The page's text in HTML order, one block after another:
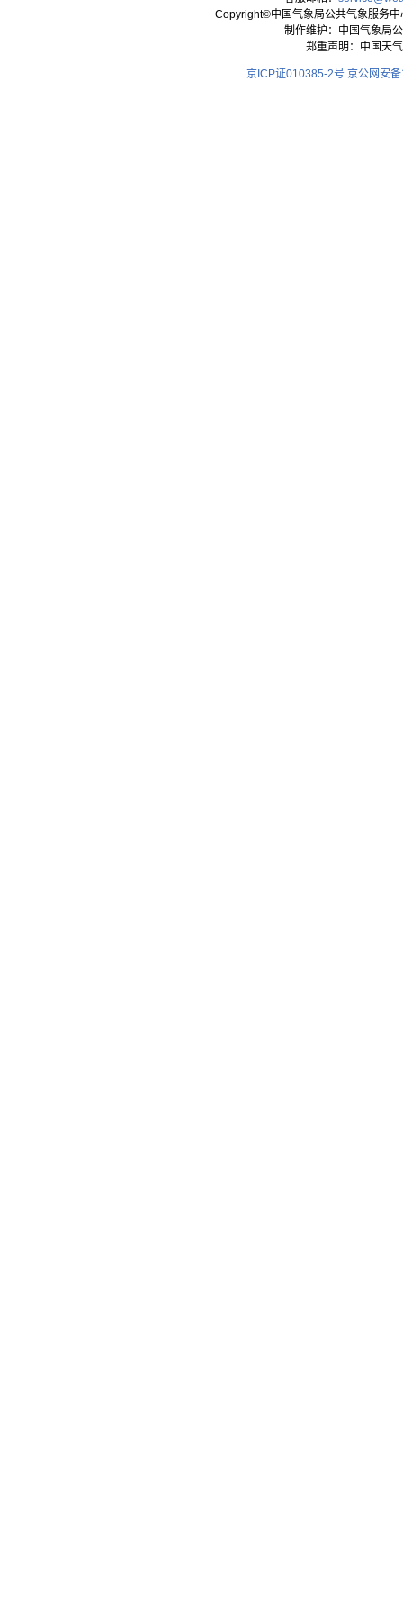
Copyright©中国气象局公共气象服务
制作维护：中国气象局
郑重声明：中国天
京ICP证010385-2号 京公网安